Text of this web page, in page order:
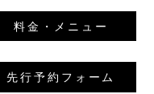
料金・メニュー
先行予約フォーム